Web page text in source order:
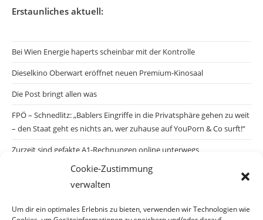
Cookie-Zustimmung
verwalten
Um dir ein optimales Erlebnis zu bieten, verwenden wir Technologien wie
Erstaunliches aktuell:
Bei Wien Energie haperts scheinbar mit der Kontrolle
Dieselkino Oberwart eröffnet neuen Premium-Kinosaal
Die Post bringt allen was
FPÖ – Schnedlitz: „Bablers Eingriffe in die Privatsphäre gehen zu weit
– den Staat geht es nichts an, wer zuhause auf YouPorn & Co surft!“
Zurzeit sind gefakte A1-Rechnungen online unterwegs
Salzburgs Juden und ihre Sicherheit: „Erst nach einem Anschlag wäre
die Gefahr endlich konkret!“
Biologisches Wunder in Ceuta